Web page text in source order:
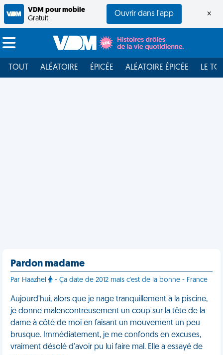
VDM pour mobile
Gratuit
Ouvrir dans l'app ×
TOUT ALÉATOIRE ÉPICÉE ALÉATOIRE ÉPICÉE LE
Pardon madame
Par Haazhel - Ça date de 2012 mais c'est de la bonne - France
Aujourd'hui, alors que je nage tranquillement à la piscine,
je donne malencontreusement un coup sur la tête de la
dame à côté de moi en faisant un mouvement un peu
brusque. Immédiatement, je me confonds en excuses,
vraiment désolé d'avoir pu lui faire mal. Elle a essayé de